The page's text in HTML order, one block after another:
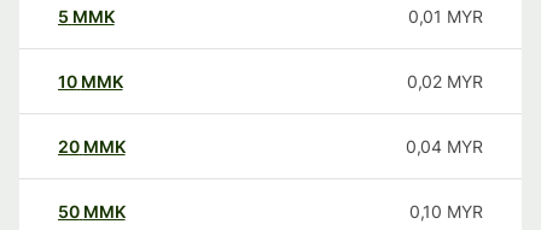
5 MMK 0,01 MYR
10 MMK 0,02 MYR
20 MMK 0,04 MYR
50 MMK 0,10 MYR